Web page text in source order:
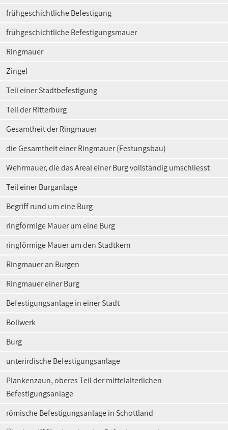
frühgeschichtliche Befestigung
frühgeschichtliche Befestigungsmauer
Ringmauer
Zingel
Teil einer Stadtbefestigung
Teil der Ritterburg
Gesamtheit der Ringmauer
die Gesamtheit einer Ringmauer (Festungsbau)
Wehrmauer, die das Areal einer Burg vollständig umschliesst
Teil einer Burganlage
Begriff rund um eine Burg
ringförmige Mauer um eine Burg
ringförmige Mauer um den Stadtkern
Ringmauer an Burgen
Ringmauer einer Burg
Befestigungsanlage in einer Stadt
Bollwerk
Burg
unterirdische Befestigungsanlage
Plankenzaun, oberes Teil der mittelalterlichen
Befestigungsanlage
römische Befestigungsanlage in Schottland